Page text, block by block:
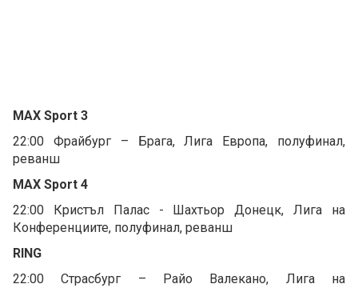
MAX Sport 3
22:00 Фрайбург – Брага, Лига Европа, полуфинал,
реванш
MAX Sport 4
22:00 Кристъл Палас - Шахтьор Донецк, Лига на
Конференциите, полуфинал, реванш
RING
22:00 Страсбург – Райо Валекано, Лига на